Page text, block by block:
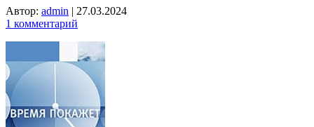
Автор: admin | 27.03.2024
1 комментарий